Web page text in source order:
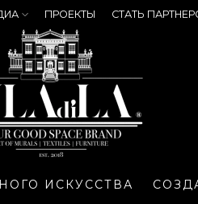
ПРОЕКТЫ СТАТЬ
ИСКУССТВА